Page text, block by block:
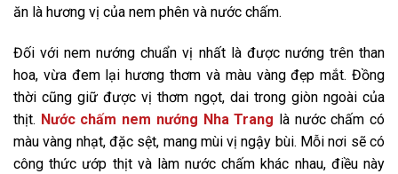
ăn là hương vị của nem phên và nước chấm.
Đối với nem nướng chuẩn vị nhất là được nướng trên than
hoa, vừa đem lại hương thơm và màu vàng đẹp mắt. Đồng
thời cũng giữ được vị thơm ngọt, dai trong giòn ngoài của
thịt. Nước chấm nem nướng Nha Trang là nước chấm có
màu vàng nhạt, đặc sệt, mang mùi vị ngậy bùi. Mỗi nơi sẽ có
công thức ướp thịt và làm nước chấm khác nhau, điều này